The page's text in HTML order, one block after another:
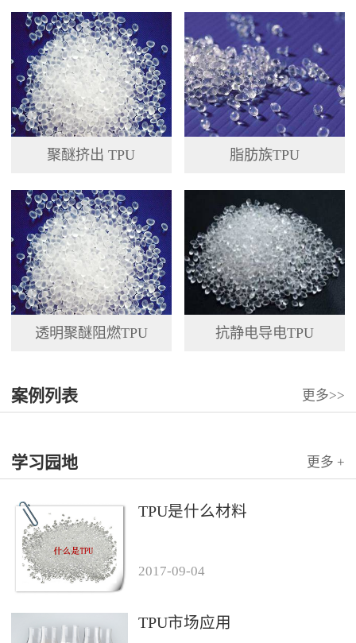
聚醚挤出 TPU 脂肪族TPU
透明聚醚阻燃TPU 抗静电导电TPU
案例列表 更多>>
学习园地 更多 +
TPU是什么材料
2017-09-04
TPU市场应用